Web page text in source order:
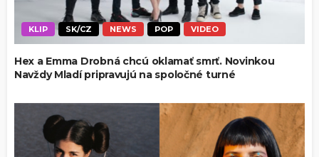
KLIP SK/CZ NEWS POP VIDEO
Hex a Emma Drobná chcú oklamať smrť. Novinkou
Navždy Mladí pripravujú na spoločné turné